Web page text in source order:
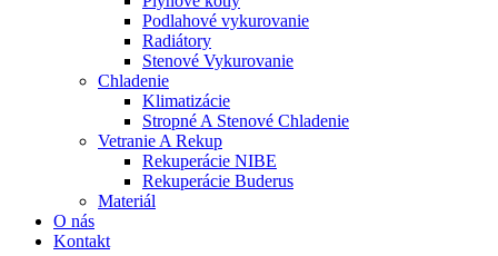
Podlahové vykurovanie
Radiátory
Stenové Vykurovanie
Chladenie
Klimatizácie
Stropné A Stenové Chladenie
Vetranie A Rekup
Rekuperácie NIBE
Rekuperácie Buderus
Materiál
O nás
Kontakt